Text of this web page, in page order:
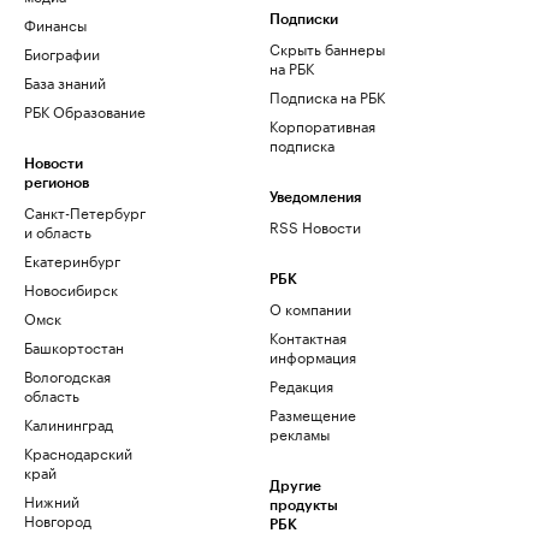
Финансы
Биографии
База знаний
РБК Образование
Новости
регионов
Санкт-Петербург
и область
Екатеринбург
Новосибирск
Омск
Башкортостан
Вологодская
область
Калининград
Краснодарский
край
Нижний
Новгород
Подписки
Скрыть баннеры
на РБК
Подписка на РБК
Корпоративная
подписка
Уведомления
RSS Новости
РБК
О компании
Контактная
информация
Редакция
Размещение
рекламы
Другие
продукты
РБК